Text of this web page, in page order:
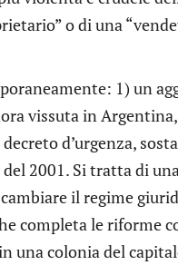
o di una
1) un
vissuta in
d’urgenza,
2001. Si tratta di
il regime
completa le riforme
una colonia del